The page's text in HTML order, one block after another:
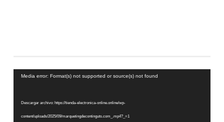
Reproductor
vídeo
Media error: Format(s) not supported or source(s) not found
Descargar archivo: https://tienda-electronica-online.online/wp-
content/uploads/2025/09/marquetingdecontinguts.com_.mp4?_=1